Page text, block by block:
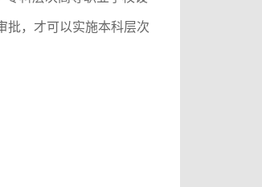
批，才可以实施本科层次